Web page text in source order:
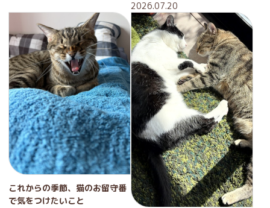
2026.07.20
これからの季節、猫のお留守番
で気をつけたいこと